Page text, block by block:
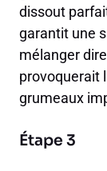
dissout
garantit une
mélanger
provoquerait
grumeaux
Étape 3